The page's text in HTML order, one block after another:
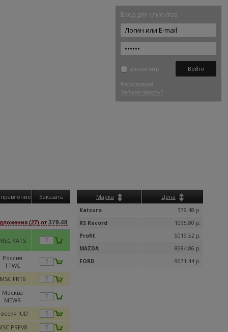
Вход для клиентов
запомнить
Регистрация
Забыли пароль?
Заказать
(27) от 379.48
MSC KATS
Россия
TTWC
MSC FR16
Москва
MEWR
IUD
PRFV8
Марка Цена
Katsuro
379.48 р.
RS Record
1095.80 р.
Profit
5019.52 р.
MAZDA
8684.86 р.
FORD
9671.44 р.